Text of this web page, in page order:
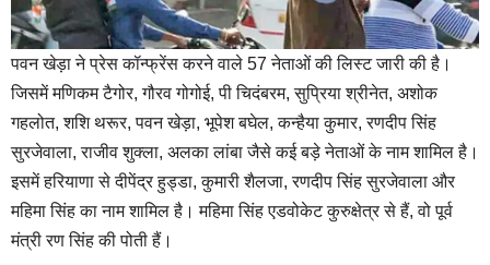
पवन खेड़ा ने प्रेस कॉन्फ्रेंस करने वाले 57 नेताओं की लिस्ट जारी की है।
जिसमें मणिकम टैगोर, गौरव गोगोई, पी चिदंबरम, सुप्रिया श्रीनेत, अशोक
गहलोत, शशि थरूर, पवन खेड़ा, भूपेश बघेल, कन्हैया कुमार, रणदीप सिंह
सुरजेवाला, राजीव शुक्ला, अलका लांबा जैसे कई बड़े नेताओं के नाम शामिल है।
इसमें हरियाणा से दीपेंद्र हुड्डा, कुमारी शैलजा, रणदीप सिंह सुरजेवाला और
महिमा सिंह का नाम शामिल है। महिमा सिंह एडवोकेट कुरुक्षेत्र से हैं, वो पूर्व
मंत्री रण सिंह की पोती हैं।